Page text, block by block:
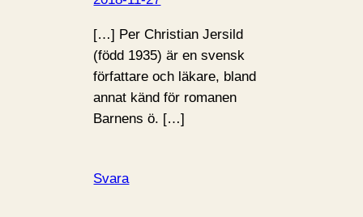
[…] Per Christian Jersild
(född 1935) är en svensk
författare och läkare, bland
annat känd för romanen
Barnens ö. […]
Svara